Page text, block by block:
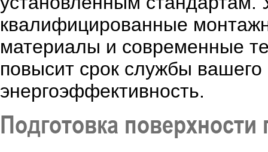
квалифицированные
материалы и современные
повысит срок службы вашего
энергоэффективность.
Подготовка